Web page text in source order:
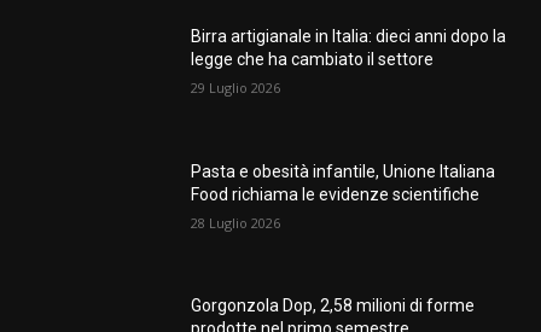
Birra artigianale in Italia: dieci anni dopo la
legge che ha cambiato il settore
29 Luglio 2026
Pasta e obesità infantile, Unione Italiana
Food richiama le evidenze scientifiche
28 Luglio 2026
Gorgonzola Dop, 2,58 milioni di forme